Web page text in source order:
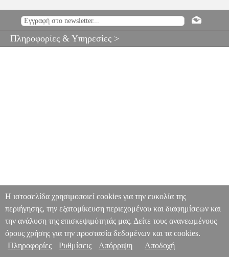
Πληροφορίες & Υπηρεσίες >
Η ιστοσελίδα χρησιμοποιεί cookies για την ευκολία της
περιήγησης, την εξατομίκευση περιεχομένου και διαφημίσεων και
την ανάλυση της επισκεψιμότητάς μας. Δείτε τους ανανεωμένους
όρους χρήσης για την προστασία δεδομένων και τα cookies.
Πληροφορίες
Ρυθμίσεις Απόρριψη Αποδοχή